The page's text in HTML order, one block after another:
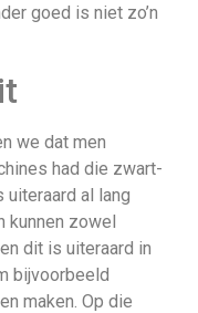
goed is niet zo’n
we dat men
had die zwart-
uiteraard al lang
kunnen zowel
dit is uiteraard in
bijvoorbeeld
maken. Op die